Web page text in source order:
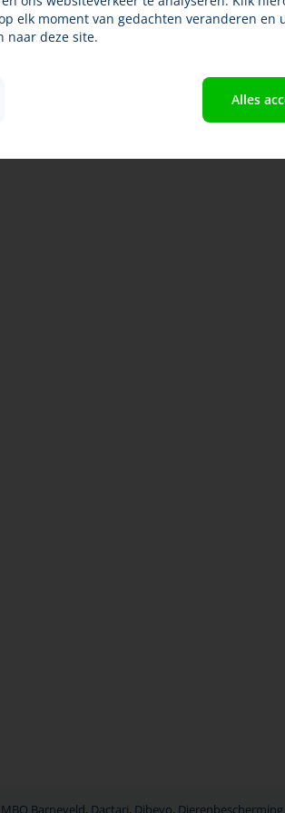
Barneveld, Dactari, Dibevo,
elk moment van gedachten veranderen en
naar deze site.
Alles